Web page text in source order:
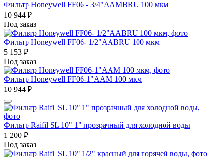
Фильтр Honeywell FF06 - 3/4"ААМBRU 100 мкм
10 944 ₽
Под заказ
Фильтр Honeywell FF06- 1/2"ААBRU 100 мкм
5 153 ₽
Под заказ
Фильтр Honeywell FF06-1"ААM 100 мкм
10 944 ₽
Фильтр Raifil SL 10" 1" прозрачный для холодной воды
1 200 ₽
Под заказ